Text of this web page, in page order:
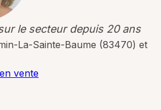
le secteur depuis 20 ans
La-Sainte-Baume (83470) et
vente